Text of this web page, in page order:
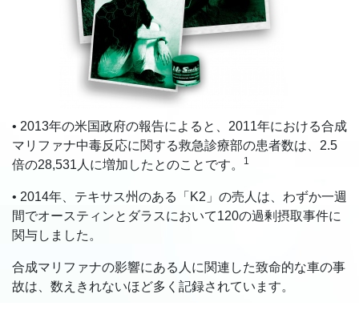
• 2013年の米国政府の報告によると、2011年における合成
マリファナ中毒反応に関する救急診療部の患者数は、2.5
倍の28,531人に増加したとのことです。
1
• 2014年、テキサス州のある「K2」の売人は、わずか一週
間でオースティンとダラスにおいて120の過剰摂取事件に
関与しました。
合成マリファナの影響にある人に関連した致命的な車の事
故は、数えきれないほど多く記録されています。